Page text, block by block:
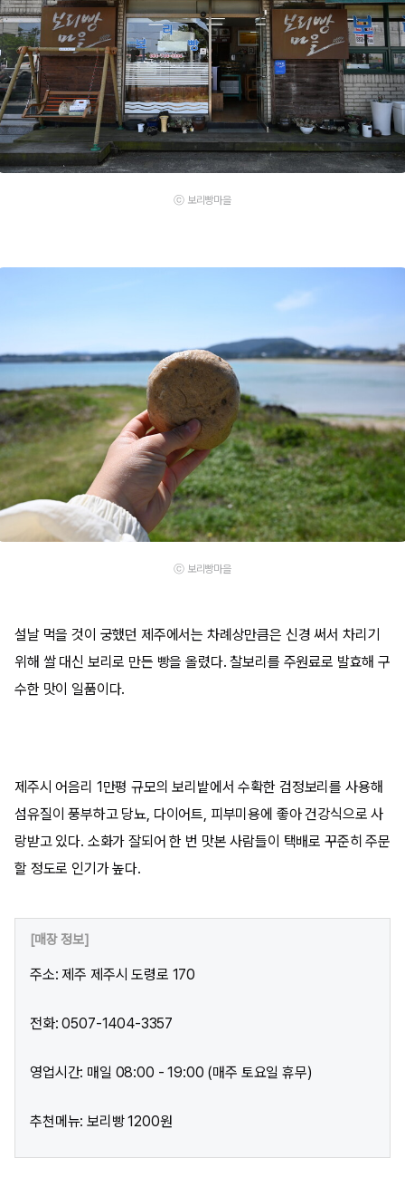
ⓒ 보리빵마을
ⓒ 보리빵마을
설날 먹을 것이 궁했던 제주에서는 차례상만큼은 신경 써서 차리기
위해 쌀 대신 보리로 만든 빵을 올렸다. 찰보리를 주원료로 발효해 구
수한 맛이 일품이다.
제주시 어음리 1만평 규모의 보리밭에서 수확한 검정보리를 사용해
섬유질이 풍부하고 당뇨, 다이어트, 피부미용에 좋아 건강식으로 사
랑받고 있다. 소화가 잘되어 한 번 맛본 사람들이 택배로 꾸준히 주문
할 정도로 인기가 높다.
[매장 정보]
주소: 제주 제주시 도령로 170
전화: 0507-1404-3357
영업시간: 매일 08:00 - 19:00 (매주 토요일 휴무)
추천메뉴: 보리빵 1200원